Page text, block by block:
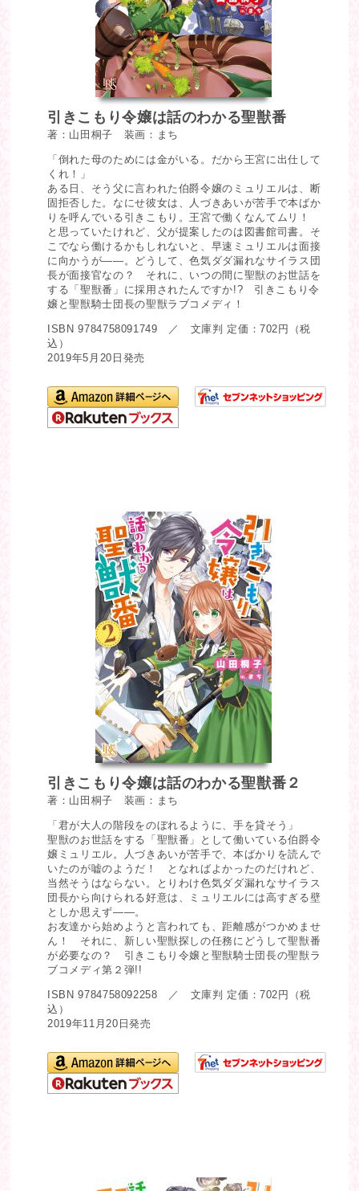
引きこもり令嬢は話のわかる聖獣番
著：山田桐子 装画：まち
「倒れた母のためには金がいる。だから王宮に出仕して
くれ！」
ある日、そう父に言われた伯爵令嬢のミュリエルは、断
固拒否した。なにせ彼女は、人づきあいが苦手で本ばか
りを呼んでいる引きこもり。王宮で働くなんてムリ！
と思っていたけれど、父が提案したのは図書館司書。そ
こでなら働けるかもしれないと、早速ミュリエルは面接
に向かうが――。どうして、色気ダダ漏れなサイラス団
長が面接官なの？ それに、いつの間に聖獣のお世話を
する「聖獣番」に採用されたんですか!? 引きこもり令
嬢と聖獣騎士団長の聖獣ラブコメディ！
ISBN 9784758091749 ／ 文庫判 定価：702円（税
込）
2019年5月20日発売
引きこもり令嬢は話のわかる聖獣番２
著：山田桐子 装画：まち
「君が大人の階段をのぼれるように、手を貸そう」
聖獣のお世話をする「聖獣番」として働いている伯爵令
嬢ミュリエル。人づきあいが苦手で、本ばかりを読んで
いたのが嘘のようだ！ となればよかったのだけれど、
当然そうはならない。とりわけ色気ダダ漏れなサイラス
団長から向けられる好意は、ミュリエルには高すぎる壁
としか思えず――。
お友達から始めようと言われても、距離感がつかめませ
ん！ それに、新しい聖獣探しの任務にどうして聖獣番
が必要なの？ 引きこもり令嬢と聖獣騎士団長の聖獣ラ
ブコメディ第２弾!!
ISBN 9784758092258 ／ 文庫判 定価：702円（税
込）
2019年11月20日発売